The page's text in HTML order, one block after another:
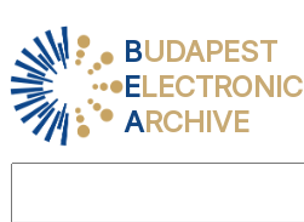
BUDAPEST
ELECTRONIC
ARCHIVE